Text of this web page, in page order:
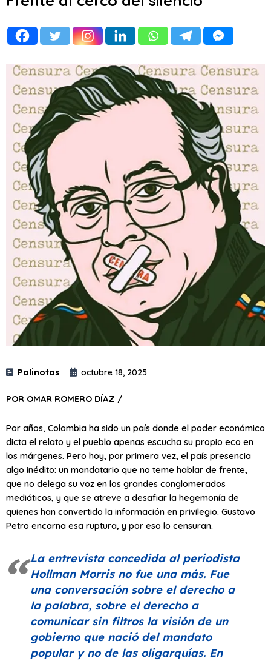
Polinotas octubre 18, 2025
POR OMAR ROMERO DÍAZ /
Por años, Colombia ha sido un país donde el poder económico
dicta el relato y el pueblo apenas escucha su propio eco en
los márgenes. Pero hoy, por primera vez, el país presencia
algo inédito: un mandatario que no teme hablar de frente,
que no delega su voz en los grandes conglomerados
mediáticos, y que se atreve a desafiar la hegemonía de
quienes han convertido la información en privilegio. Gustavo
Petro encarna esa ruptura, y por eso lo censuran.
La entrevista concedida al periodista
Hollman Morris no fue una más. Fue
una conversación sobre el derecho a
la palabra, sobre el derecho a
comunicar sin filtros la visión de un
gobierno que nació del mandato
popular y no de las oligarquías. En